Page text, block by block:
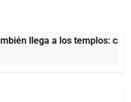
llega a los templos: